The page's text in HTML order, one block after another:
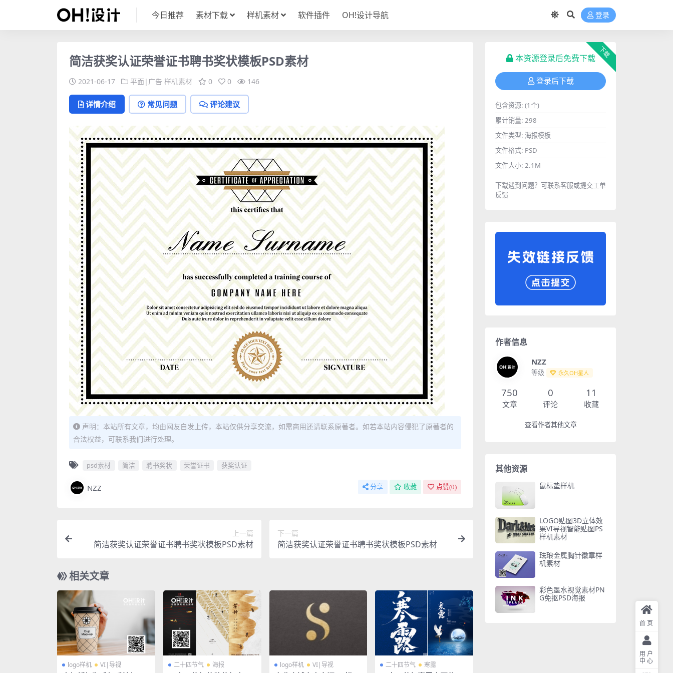
今日推荐 素材下载 样机素材 软件插件 OH!设计导航 登录
简洁获奖认证荣誉证书聘书奖状模板PSD素材
2021-06-17 平面|广告 样机素材 0 0 146
详情介绍 常见问题 评论建议
声明：本站所有文章，均由网友自发上传，本站仅供分享交流，如需商用还请联系原著者。如若本站内容侵犯了原著者的
合法权益，可联系我们进行处理。
psd素材 简洁 聘书奖状 荣誉证书 获奖认证
NZZ 分享 收藏 点赞(0)
上一篇
简洁获奖认证荣誉证书聘书奖状模板PSD素材
下一篇
简洁获奖认证荣誉证书聘书奖状模板PSD素材
相关文章
logo样机 VI|导视 二十四节气 海报 logo样机 VI|导视 二十四节气 寒露
下载
本资源登录后免费下载
登录后下载
包含资源: (1个)
累计销量: 298
文件类型: 海报模板
文件格式: PSD
文件大小: 2.1M
下载遇到问题？可联系客服或提交工单
反馈
作者信息
NZZ
等级 永久OH星人
750
文章
0
评论
11
收藏
查看作者其他文章
其他资源
鼠标垫样机
LOGO贴图3D立体效
果VI导视智能贴图PS
样机素材
珐琅金属胸针徽章样
机素材
彩色墨水视觉素材PN
G免抠PSD海报
首页
用户
中心